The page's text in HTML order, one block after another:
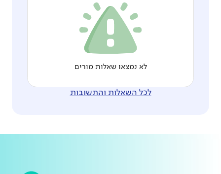
לא נמצאו שאלות מורים
לכל השאלות והתשובות